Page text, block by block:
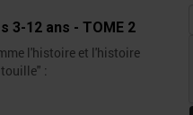
3-12 ans - TOME 2
l'histoire et l'histoire
: